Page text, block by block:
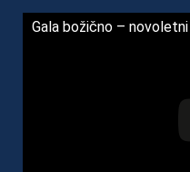
Gala božično –